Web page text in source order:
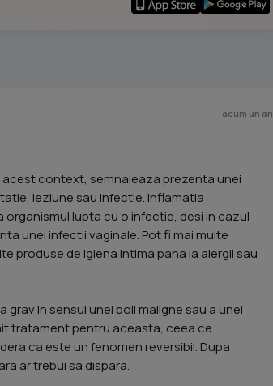
acum un an
acest context, semnaleaza prezenta unei
leziune sau infectie. Inflamatia
lupta cu o infectie, desi in cazul
unei infectii vaginale. Pot fi mai multe
produse de igiena intima pana la alergii sau
grav in sensul unei boli maligne sau a unei
tratament pentru aceasta, ceea ce
ca este un fenomen reversibil. Dupa
ar trebui sa dispara.